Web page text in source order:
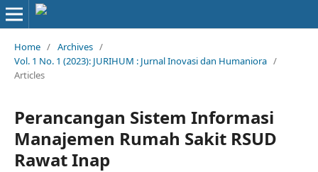
Home / Archives /
Vol. 1 No. 1 (2023): JURIHUM : Jurnal Inovasi dan Humaniora /
Articles
Perancangan Sistem Informasi
Manajemen Rumah Sakit RSUD
Rawat Inap